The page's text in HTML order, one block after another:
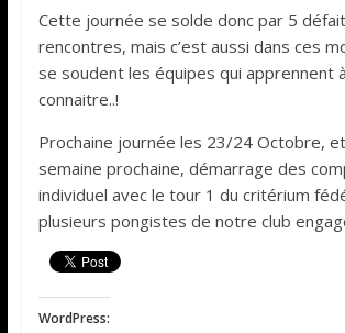
Cette journée se solde donc par 5
rencontres, mais c’est aussi dans ces
se soudent les équipes qui apprennent
connaitre..!
Prochaine journée les 23/24 Octobre,
semaine prochaine, démarrage des
individuel avec le tour 1 du critérium
plusieurs pongistes de notre club
WordPress: